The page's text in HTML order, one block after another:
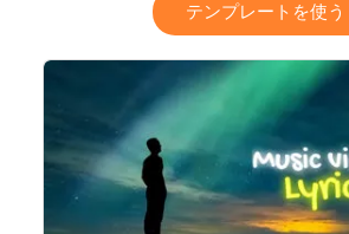
テンプレートを使う